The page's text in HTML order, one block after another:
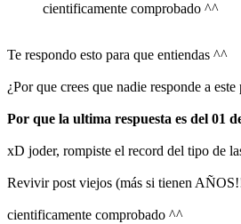
cientificamente comprobado ^^
Te respondo esto para que entiendas ^^
¿Por que crees que nadie responde a este
Por que la ultima respuesta es del 01
xD joder, rompiste el record del tipo de
Revivir post viejos (más si tienen
cientificamente comprobado ^^